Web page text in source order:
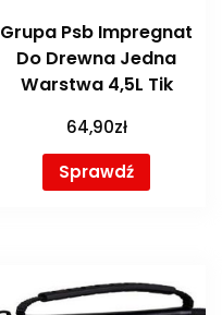
Grupa Psb Impregnat
Do Drewna Jedna
Warstwa 4,5L Tik
64,90zł
Sprawdź